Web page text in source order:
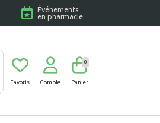
Événements
en pharmacie
Favoris Compte Panier
0